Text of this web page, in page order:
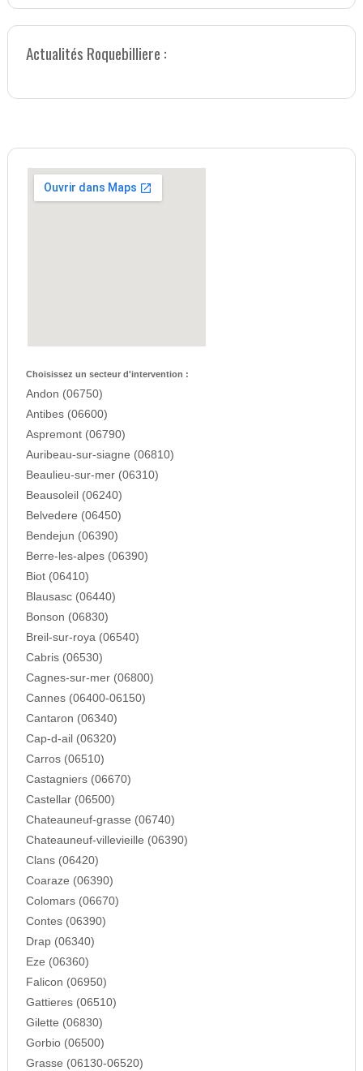
Actualités Roquebilliere :
Choisissez un secteur d'intervention :
Andon (06750)
Antibes (06600)
Aspremont (06790)
Auribeau-sur-siagne (06810)
Beaulieu-sur-mer (06310)
Beausoleil (06240)
Belvedere (06450)
Bendejun (06390)
Berre-les-alpes (06390)
Biot (06410)
Blausasc (06440)
Bonson (06830)
Breil-sur-roya (06540)
Cabris (06530)
Cagnes-sur-mer (06800)
Cannes (06400-06150)
Cantaron (06340)
Cap-d-ail (06320)
Carros (06510)
Castagniers (06670)
Castellar (06500)
Chateauneuf-grasse (06740)
Chateauneuf-villevieille (06390)
Clans (06420)
Coaraze (06390)
Colomars (06670)
Contes (06390)
Drap (06340)
Eze (06360)
Falicon (06950)
Gattieres (06510)
Gilette (06830)
Gorbio (06500)
Grasse (06130-06520)